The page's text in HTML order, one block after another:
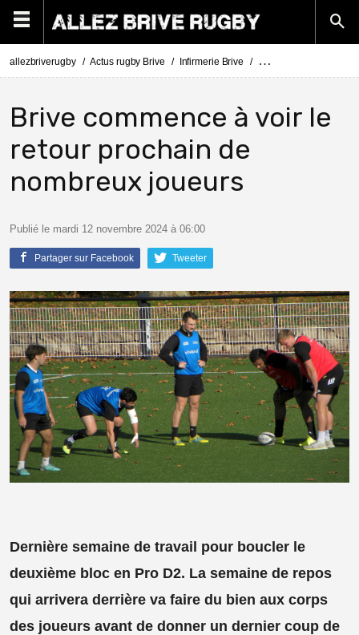
allezbriverugby Actus rugby Brive Infirmerie Brive Actus Infirmerie Brive
Brive commence à voir le
retour prochain de
nombreux joueurs
Publié le mardi 12 novembre 2024 à 06:00
Partager sur Facebook Tweeter
Dernière semaine de travail pour boucler le
deuxième bloc en Pro D2. La semaine de repos
qui arrivera derrière va faire du bien aux corps
des joueurs avant de donner un dernier coup de